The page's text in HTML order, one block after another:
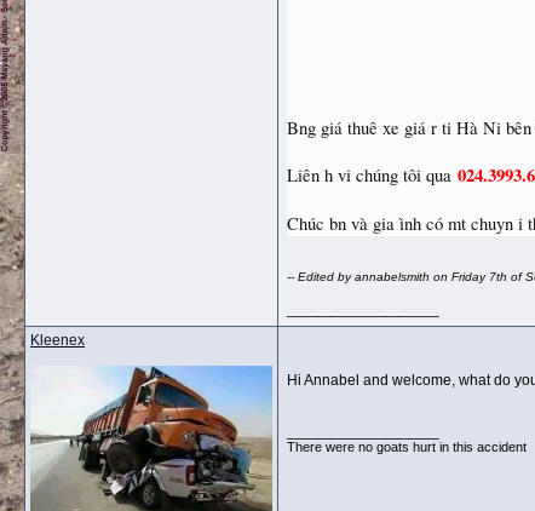
Bng giá thuê xe giá r ti Hà Ni
Liên h vi chúng tôi qua
Chúc bn và gia ình có mt chuyn i
-- Edited by annabelsmith on Friday 7th of
Kleenex
Hi Annabel and welcome, what do
There were no goats hurt in this accident